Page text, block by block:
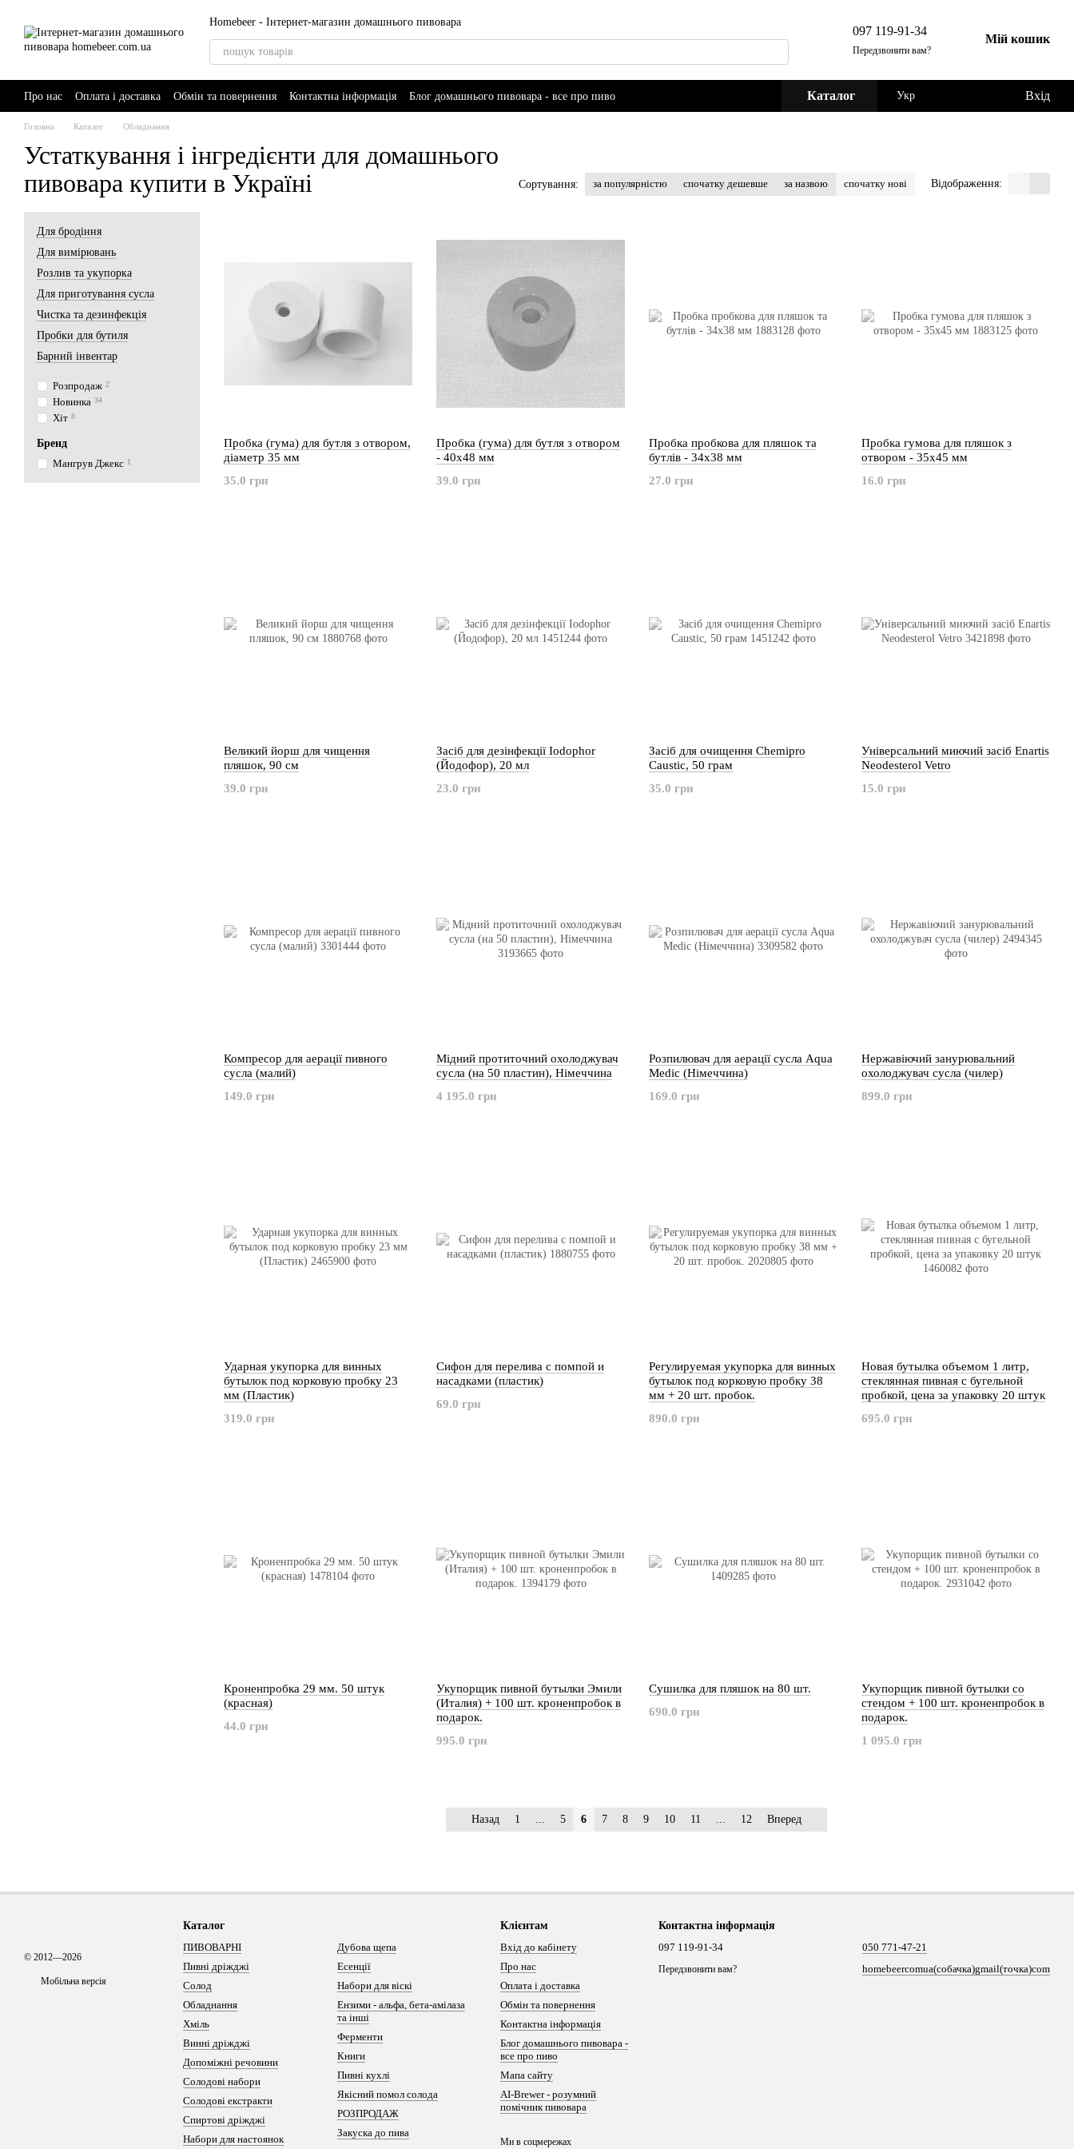
Homebeer - Інтернет-магазин домашнього пивовара
097 119-91-34
Передзвонити вам?
Мій кошик
Про нас Оплата і доставка Обмін та повернення Контактна інформація
Блог домашнього пивовара - все про пиво
AI-Brewer - розумний помічник пивовара
Каталог Укр Вхід
Головна Каталог Обладнання
Устаткування і інгредієнти для домашнього
пивовара купити в Україні
Сортування: за популярністю спочатку дешевше за назвою спочатку нові Відображення:
Пробка (гума) для бутля з отвором,
діаметр 35 мм
35.0 грн
Пробка (гума) для бутля з отвором
- 40х48 мм
39.0 грн
Пробка пробкова для пляшок та
бутлів - 34х38 мм
27.0 грн
Пробка гумова для пляшок з
отвором - 35х45 мм
16.0 грн
Великий йорш для чищення
пляшок, 90 см
39.0 грн
Засіб для дезінфекції Iodophor
(Йодофор), 20 мл
23.0 грн
Засіб для очищення Chemipro
Caustic, 50 грам
35.0 грн
Універсальний миючий засіб Enartis
Neodesterol Vetro
15.0 грн
Компресор для аерації пивного
сусла (малий)
149.0 грн
Мідний протиточний охолоджувач
сусла (на 50 пластин), Німеччина
4 195.0 грн
Розпилювач для аерації сусла Aqua
Medic (Німеччина)
169.0 грн
Нержавіючий занурювальний
охолоджувач сусла (чилер)
899.0 грн
Ударная укупорка для винных
бутылок под корковую пробку 23
мм (Пластик)
319.0 грн
Сифон для перелива с помпой и
насадками (пластик)
69.0 грн
Регулируемая укупорка для винных
бутылок под корковую пробку 38
мм + 20 шт. пробок.
890.0 грн
Новая бутылка объемом 1 литр,
стеклянная пивная с бугельной
пробкой, цена за упаковку 20 штук
695.0 грн
Кроненпробка 29 мм. 50 штук
(красная)
44.0 грн
Укупорщик пивной бутылки Эмили
(Италия) + 100 шт. кроненпробок в
подарок.
995.0 грн
Сушилка для пляшок на 80 шт.
690.0 грн
Укупорщик пивной бутылки со
стендом + 100 шт. кроненпробок в
подарок.
1 095.0 грн
Назад 1 ... 5 6 7 8 9 10 11 ... 12 Вперед
Для бродіння
Для вимірювань
Розлив та укупорка
Для приготування сусла
Чистка та дезинфекція
Пробки для бутиля
Барний інвентар
Розпродаж 2
Новинка 34
Хіт 8
Бренд
Мангрув Джекс 1
© 2012—2026
Мобільна версія
Каталог
ПИВОВАРНІ
Пивні дріжджі
Солод
Обладнання
Хміль
Винні дріжджі
Допоміжні речовини
Солодові набори
Солодові екстракти
Спиртові дріжджі
Набори для настоянок
Дубова щепа
Есенції
Набори для віскі
Ензими - альфа, бета-амілаза
та інші
Ферменти
Книги
Пивні кухлі
Якісний помол солода
РОЗПРОДАЖ
Закуска до пива
Клієнтам
Вхід до кабінету
Про нас
Оплата і доставка
Обмін та повернення
Контактна інформація
Блог домашнього пивовара -
все про пиво
Мапа сайту
AI-Brewer - розумний
помічник пивовара
Ми в соцмережах
Контактна інформація
097 119-91-34
Передзвонити вам?
050 771-47-21
homebeercomua(собачка)gmail(точка)com